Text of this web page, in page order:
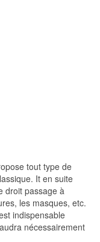
tout type de
It en suite
droit passage à
les masques, etc.
indispensable
nécessairement